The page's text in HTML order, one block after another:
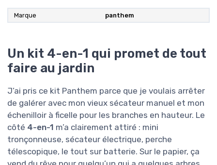
Marque panthem
Un kit 4-en-1 qui promet de tout
faire au jardin
J’ai pris ce kit Panthem parce que je voulais arrêter
de galérer avec mon vieux sécateur manuel et mon
échenilloir à ficelle pour les branches en hauteur. Le
côté 4-en-1 m’a clairement attiré : mini
tronçonneuse, sécateur électrique, perche
télescopique, le tout sur batterie. Sur le papier, ça